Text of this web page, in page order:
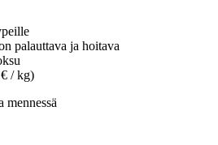
palauttava ja hoitava
/ kg)
mennessä